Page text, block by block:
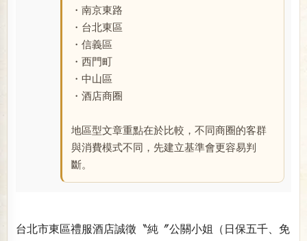
・南京東路
・台北東區
・信義區
・西門町
・中山區
・酒店商圈
地區型文章重點在於比較，不同商圈的客群
與消費模式不同，先建立基準會更容易判
斷。
台北市東區禮服酒店誠徵〝純〞公關小姐（日保五千、免